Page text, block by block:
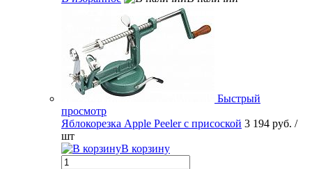
Быстрый
просмотр
Яблокорезка Apple Peeler с присоской 3 194 руб. /
шт
В корзину